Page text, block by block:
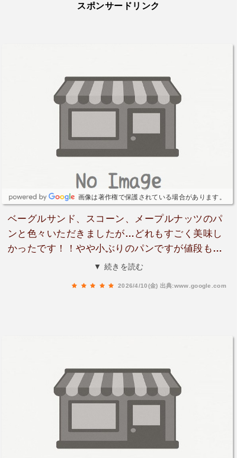
スポンサードリンク
画像は著作権で保護されている場合があります。
ベーグルサンド、スコーン、メープルナッツのパ
ンと色々いただきましたが…どれもすごく美味し
かったです！！やや小ぶりのパンですが値段もお
手頃で色々食べれるのが嬉しいです☺️また絶対行
▼ 続きを読む
2026/4/10(金) 出典:www.google.com